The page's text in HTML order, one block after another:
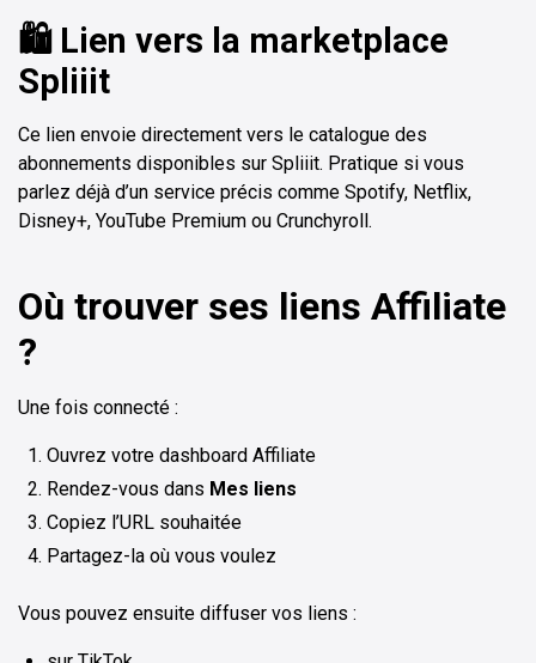
🛍️ Lien vers la marketplace
Spliiit
Ce lien envoie directement vers le catalogue des
abonnements disponibles sur Spliiit. Pratique si vous
parlez déjà d’un service précis comme Spotify, Netflix,
Disney+, YouTube Premium ou Crunchyroll.
Où trouver ses liens Affiliate
?
Une fois connecté :
Ouvrez votre dashboard Affiliate
Rendez-vous dans Mes liens
Copiez l’URL souhaitée
Partagez-la où vous voulez
Vous pouvez ensuite diffuser vos liens :